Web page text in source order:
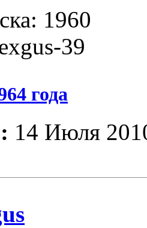
1960
39
года
14 Июля